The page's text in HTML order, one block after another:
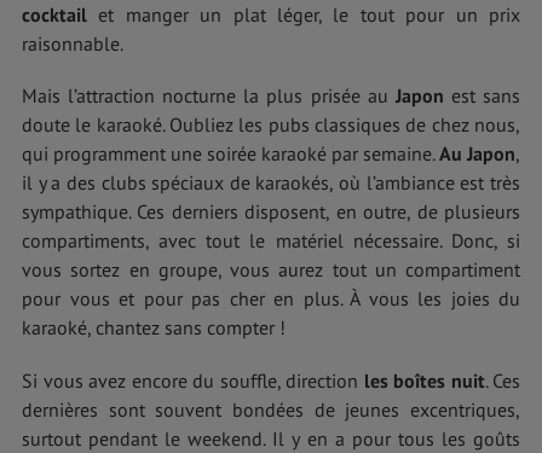
cocktail et manger un plat léger, le tout pour un prix
raisonnable.
Mais l’attraction nocturne la plus prisée auJapon est sans
doute le karaoké. Oubliez les pubs classiques de chez nous,
qui programment une soirée karaoké par semaine.Au Japon,
il y a des clubs spéciaux de karaokés, où l’ambiance est très
sympathique. Ces derniers disposent, en outre, de plusieurs
compartiments, avec tout le matériel nécessaire. Donc, si
vous sortez en groupe, vous aurez tout un compartiment
pour vous et pour pas cher en plus. À vous les joies du
karaoké, chantez sans compter !
Si vous avez encore du souffle, direction les boîtes nuit. Ces
dernières sont souvent bondées de jeunes excentriques,
surtout pendant le weekend. Il y en a pour tous les goûts